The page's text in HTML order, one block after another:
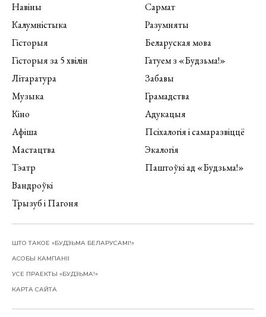
Навіны
Калумністыка
Гісторыя
Гісторыя за 5 хвілін
Літаратура
Музыка
Кіно
Афіша
Мастацтва
Тэатр
Вандроўкі
Трызуб і Пагоня
Сармат
Разумняты
Беларуская мова
Гатуем з «Будзьма!»
Забавы
Грамадства
Адукацыя
Псіхалогія і самаразвіццё
Экалогія
Паштоўкі ад «Будзьма!»
ШТО ТАКОЕ «БУДЗЬМА БЕЛАРУСАМІ!»
АСОБЫ КАМПАНІІ
УСЕ ПРАЕКТЫ «БУДЗЬМА!»
КАРТА САЙТА